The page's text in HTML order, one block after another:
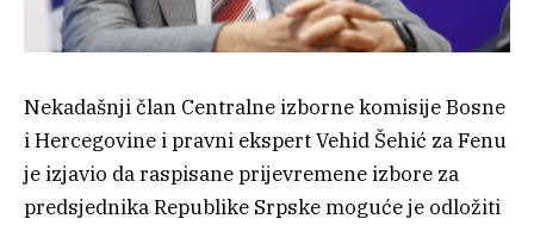
Nekadašnji član Centralne izborne komisije Bosne
i Hercegovine i pravni ekspert Vehid Šehić za Fenu
je izjavio da raspisane prijevremene izbore za
predsjednika Republike Srpske moguće je odložiti